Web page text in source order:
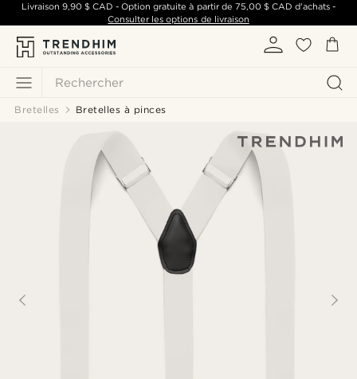
Rechercher
Livraison 9,90 $ CAD - Option gratuite à partir de 75,00 $ CAD d'achats -
Consulter les options de livraison
Bretelles Bretelles à pinces